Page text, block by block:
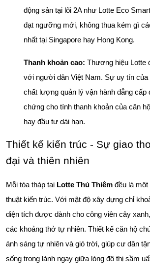
động sản tại lõi 2A như Lotte Eco
đạt ngưỡng mới, không thua kém gì
nhất tại Singapore hay Hong Kong.
Thanh khoản cao: Thương hiệu Lotte
với người dân Việt Nam. Sự uy tín của
chất lượng quản lý vận hành đẳng cấp
chứng cho tính thanh khoản của căn
hay đầu tư dài hạn.
Thiết kế kiến trúc - Sự giao
đại và thiên nhiên
Mỗi tòa tháp tại Lotte Thủ Thiêm đều là
thuật kiến trúc. Với mật độ xây dựng chỉ
diện tích được dành cho công viên cây
các khoảng thở tự nhiên. Thiết kế căn hộ
ánh sáng tự nhiên và gió trời, giúp cư dân
sống trong lành ngay giữa lòng đô thị sầm